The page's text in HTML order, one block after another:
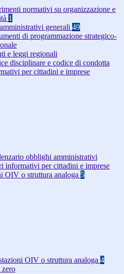
normativi su organizzazione e
1
generali 49
di programmazione strategico-
e leggi regionali
disciplinare e codice di condotta
per cittadini e imprese
obblighi amministrativi
informativi per cittadini e imprese
OIV o struttura analoga 5
OIV o struttura analoga 4
zero